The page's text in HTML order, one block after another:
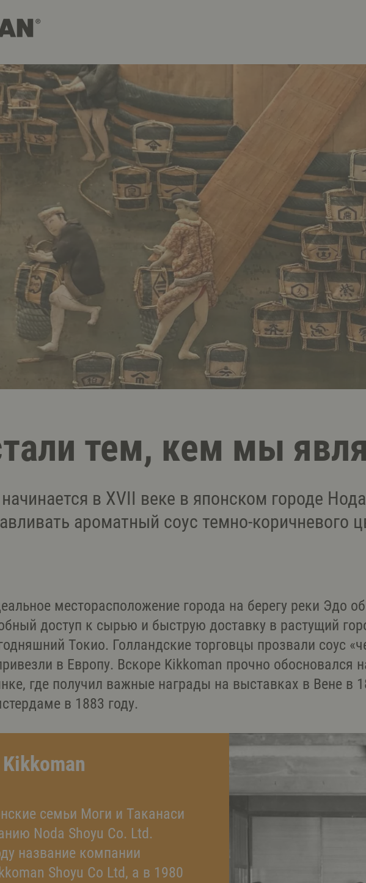
тем, кем мы
в XVII веке в японском городе
ароматный соус темно-коричневого
месторасположение города на берегу реки Эдо
доступ к сырью и быструю доставку в растущий
Токио. Голландские торговцы прозвали соус
в Европу. Вскоре Kikkoman прочно обосновался
где получил важные награды на выставках в Вене в
в 1883 году.
семьи Моги и Таканаси
Noda Shoyu Co. Ltd.
название компании
Shoyu Co Ltd, а в 1980